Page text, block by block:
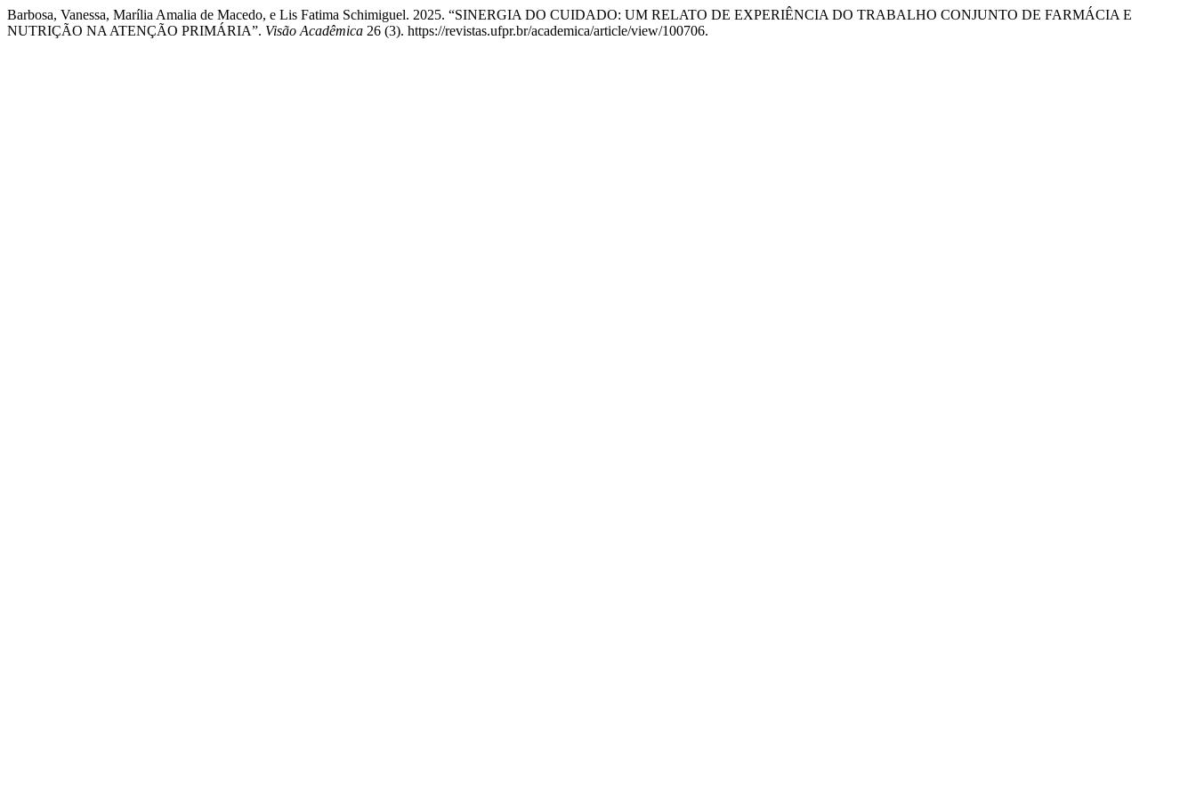
Barbosa, Vanessa, Marília Amalia de Macedo, e Lis Fatima Schimiguel. 2025. “SINERGIA DO CUIDADO: UM RELATO DE EXPERIÊNCIA DO TRABALHO CONJUNTO DE FARMÁCIA E
NUTRIÇÃO NA ATENÇÃO PRIMÁRIA”. Visão Acadêmica 26 (3). https://revistas.ufpr.br/academica/article/view/100706.